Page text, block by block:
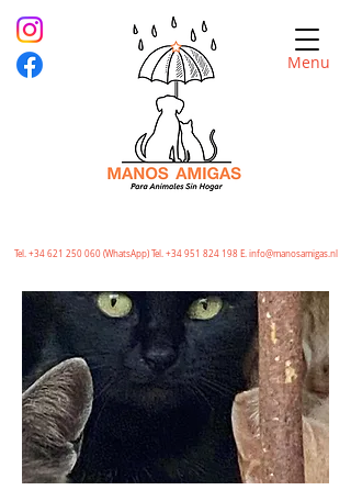
Tel. +34 621 250 060 (WhatsApp) Tel. +34 951 824 198 E. info@manosamigas.nl
Menu